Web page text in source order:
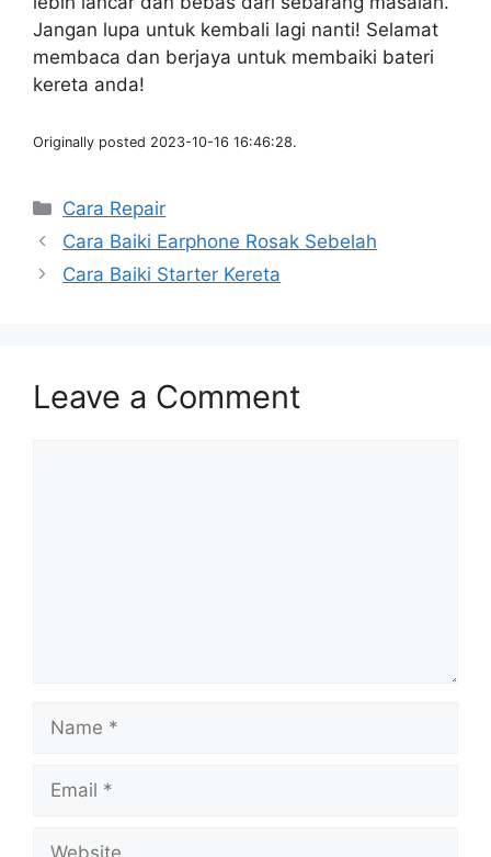
Jangan lupa untuk kembali lagi nanti! Selamat
membaca dan berjaya untuk membaiki bateri
kereta anda!
Originally posted 2023-10-16 16:46:28.
Categories
Cara Repair
Cara Baiki Earphone Rosak Sebelah
Cara Baiki Starter Kereta
Leave a Comment